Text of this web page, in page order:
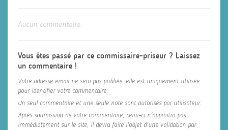
Aucun commentaire.
Vous êtes passé par ce commissaire-priseur ? Laissez
un commentaire !
Votre adresse email ne sera pas publiée, elle est uniquement utilisée
pour identifier votre commentaire.
Un seul commentaire et une seule note sont autorisés par utilisateur.
Après soumission de votre commentaire, celui-ci n'appraitra pas
immédiatement sur le site, il devra faire l'objet d'une validation par